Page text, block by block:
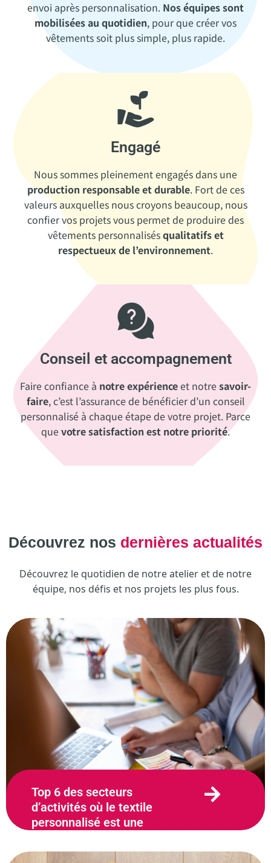
envoi après personnalisation. Nos équipes sont
mobilisées au quotidien, pour que créer vos
vêtements soit plus simple, plus rapide.
Engagé
Nous sommes pleinement engagés dans une
production responsable et durable. Fort de ces
valeurs auxquelles nous croyons beaucoup, nous
confier vos projets vous permet de produire des
vêtements personnalisésqualitatifs et
respectueux de l’environnement.
Conseil et accompagnement
Faire confiance à notre expérienceet notresavoir-
faire, c’est l’assurance de bénéficier d’un conseil
personnalisé à chaque étape de votre projet. Parce
quevotre satisfaction est notre priorité.
Découvrez nos dernières actualités
Découvrez le quotidien de notre atelier et de notre
équipe, nos défis et nos projets les plus fous.
Top 6 des secteurs
d’activités où le textile
personnalisé est une
19 décembre 2023